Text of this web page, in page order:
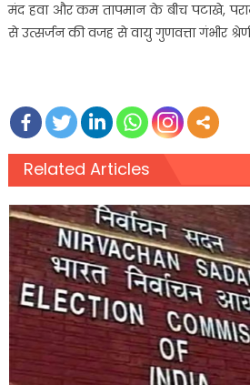
मंद हवा और कम तापमान के बीच पटाखे,
से उत्सर्जन की वजह से वायु गुणवत्ता गंभीर
Related Articles